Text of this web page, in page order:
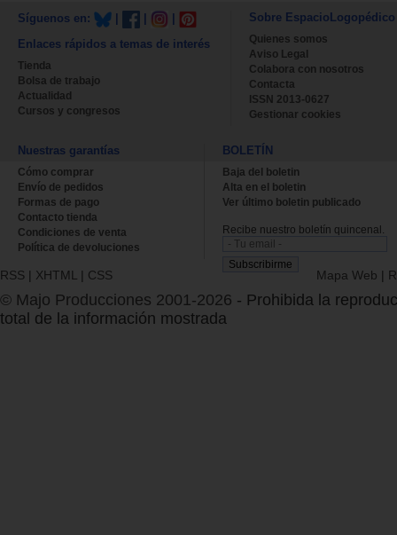
Síguenos en:
Enlaces rápidos a temas de interés
Tienda
Bolsa de trabajo
Actualidad
Cursos y congresos
Sobre EspacioLogopédico
Quienes somos
Aviso Legal
Colabora con nosotros
Contacta
ISSN 2013-0627
Gestionar cookies
Nuestras garantías
Cómo comprar
Envío de pedidos
Formas de pago
Contacto tienda
Condiciones de venta
Política de devoluciones
BOLETÍN
Baja del boletin
Alta en el boletin
Ver último boletin publicado
Recibe nuestro boletín quincenal.
RSS | XHTML | CSS Mapa Web |
© Majo Producciones 2001-2026 - Prohibida la
total de la información mostrada